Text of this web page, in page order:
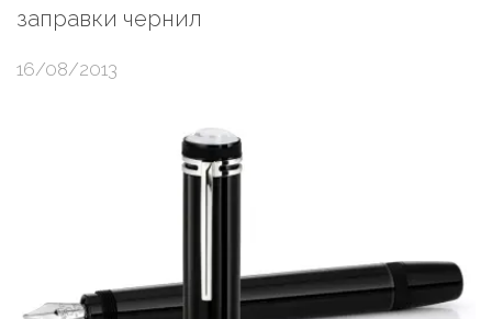
заправки чернил
16/08/2013